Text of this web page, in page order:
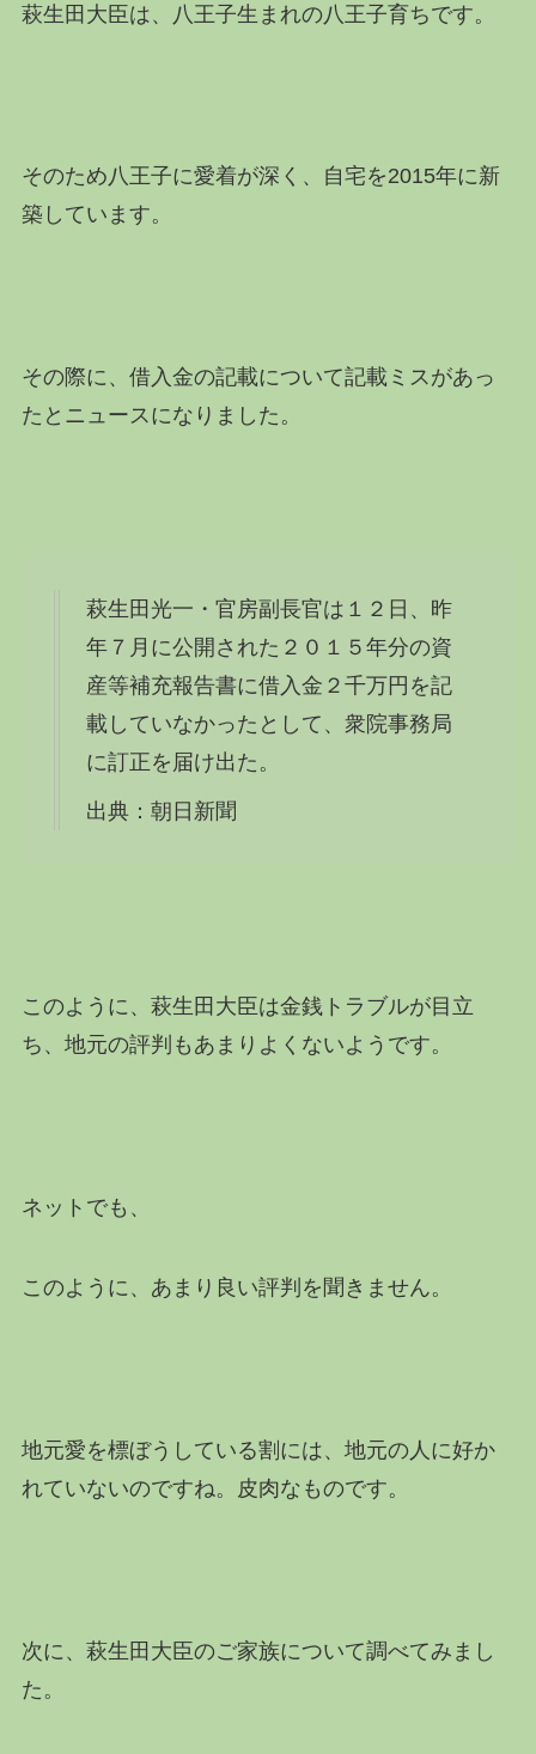
萩生田大臣は、八王子生まれの八王子育ちです。
そのため八王子に愛着が深く、自宅を2015年に新
築しています。
その際に、借入金の記載について記載ミスがあっ
たとニュースになりました。
萩生田光一・官房副長官は１２日、昨
年７月に公開された２０１５年分の資
産等補充報告書に借入金２千万円を記
載していなかったとして、衆院事務局
に訂正を届け出た。
出典：朝日新聞
このように、萩生田大臣は金銭トラブルが目立
ち、地元の評判もあまりよくないようです。
ネットでも、
このように、あまり良い評判を聞きません。
地元愛を標ぼうしている割には、地元の人に好か
れていないのですね。皮肉なものです。
次に、萩生田大臣のご家族について調べてみまし
た。